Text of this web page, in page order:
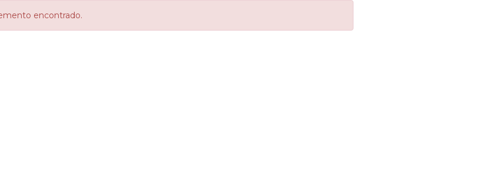
encontrado.